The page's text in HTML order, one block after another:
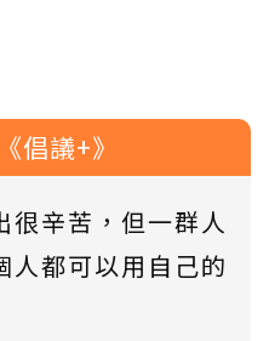
倡議+》
很辛苦，但一群人
人都可以用自己的